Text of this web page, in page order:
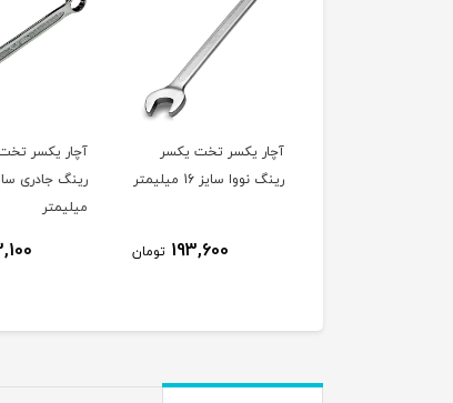
آچار یکسر تخت یکسر
رینگ جادری سایز 14
133,100 تومان
انبر جوش فروزان
ناموجود